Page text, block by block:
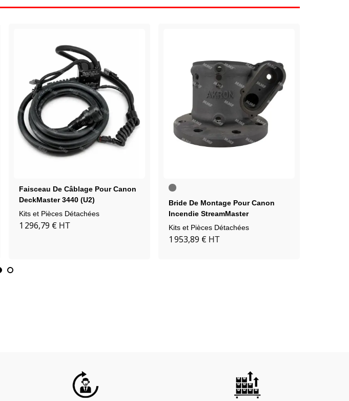
Faisceau De Câblage Pour Canon
DeckMaster 3440 (U2)
Kits et Pièces Détachées
1 296,79 € HT
Brut
peint)
Bride De Montage Pour Canon
Incendie StreamMaster
Kits et Pièces Détachées
1 953,89 € HT